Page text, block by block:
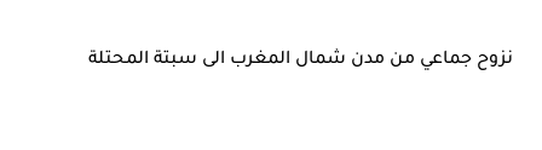
نزوح جماعي من مدن شمال المغرب الى سبتة المحتلة